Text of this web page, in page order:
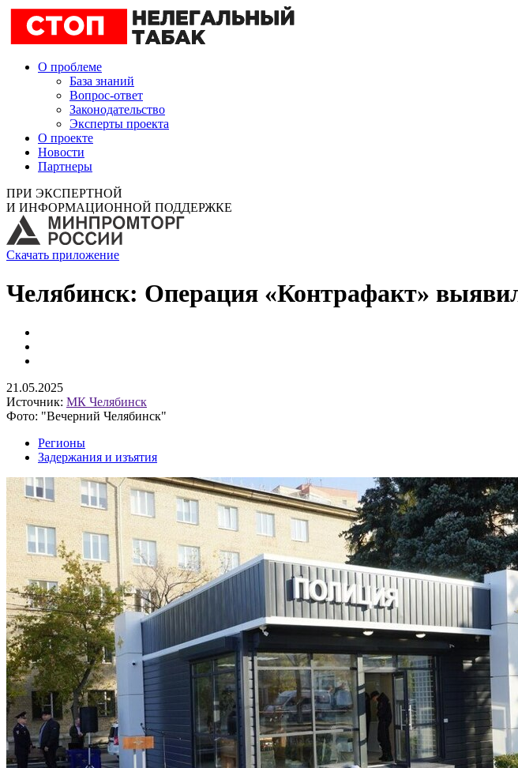
О проблеме
База знаний
Вопрос-ответ
Законодательство
Эксперты проекта
О проекте
Новости
Партнеры
ПРИ ЭКСПЕРТНОЙ
И ИНФОРМАЦИОННОЙ ПОДДЕРЖКЕ
Скачать приложение
Челябинск: Операция «Контрафакт»
21.05.2025
Источник: МК Челябинск
Фото: "Вечерний Челябинск"
Регионы
Задержания и изъятия